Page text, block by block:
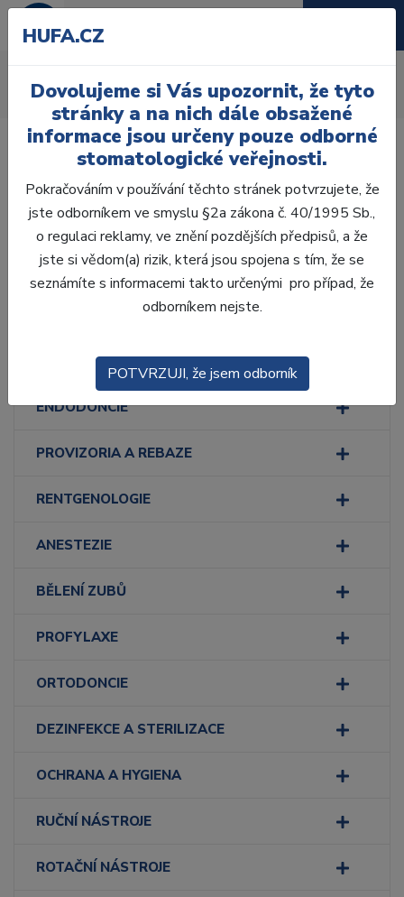
Úvod Ordinace CAD / CAM
Laboratoř
Ordinace
ENDODONCIE
PROVIZORIA A REBAZE
RENTGENOLOGIE
ANESTEZIE
BĚLENÍ ZUBŮ
PROFYLAXE
ORTODONCIE
DEZINFEKCE A STERILIZACE
OCHRANA A HYGIENA
RUČNÍ NÁSTROJE
ROTAČNÍ NÁSTROJE
HUFA.CZ
Dovolujeme si Vás upozornit, že tyto
stránky a na nich dále obsažené
informace jsou určeny pouze odborné
stomatologické veřejnosti.
Pokračováním v používání těchto stránek potvrzujete, že
jste odborníkem ve smyslu §2a zákona č. 40/1995 Sb.,
o regulaci reklamy, ve znění pozdějších předpisů, a že
jste si vědom(a) rizik, která jsou spojena s tím, že se
seznámíte s informacemi takto určenými pro případ, že
odborníkem nejste.
POTVRZUJI, že jsem odborník